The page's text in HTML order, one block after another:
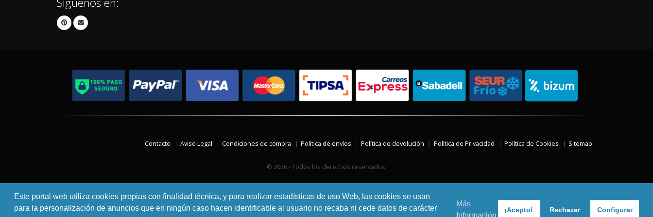
Este portal web utiliza cookies propias con finalidad técnica, y para realizar estadísticas de uso Web, las cookies se usan
para la personalización de anuncios que en ningún caso hacen identificable al usuario no recaba ni cede datos de carácter
Más
Información
¡Acepto! Rechazar Configurar
Contacto Aviso Legal Condiciones de compra Política de envíos Política de devolución Política de Privacidad Política de Cookies Sitemap
© 2026 - Todos los derechos reservados.